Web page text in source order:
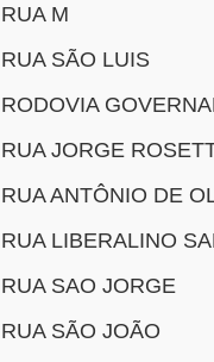
RUA M
RUA SÃO LUIS
RODOVIA
RUA JORGE
RUA ANTÔNIO DE
RUA LIBERALINO
RUA SAO JORGE
RUA SÃO JOÃO